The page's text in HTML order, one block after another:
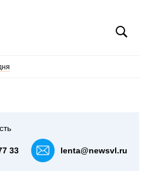
33 lenta@newsvl.ru